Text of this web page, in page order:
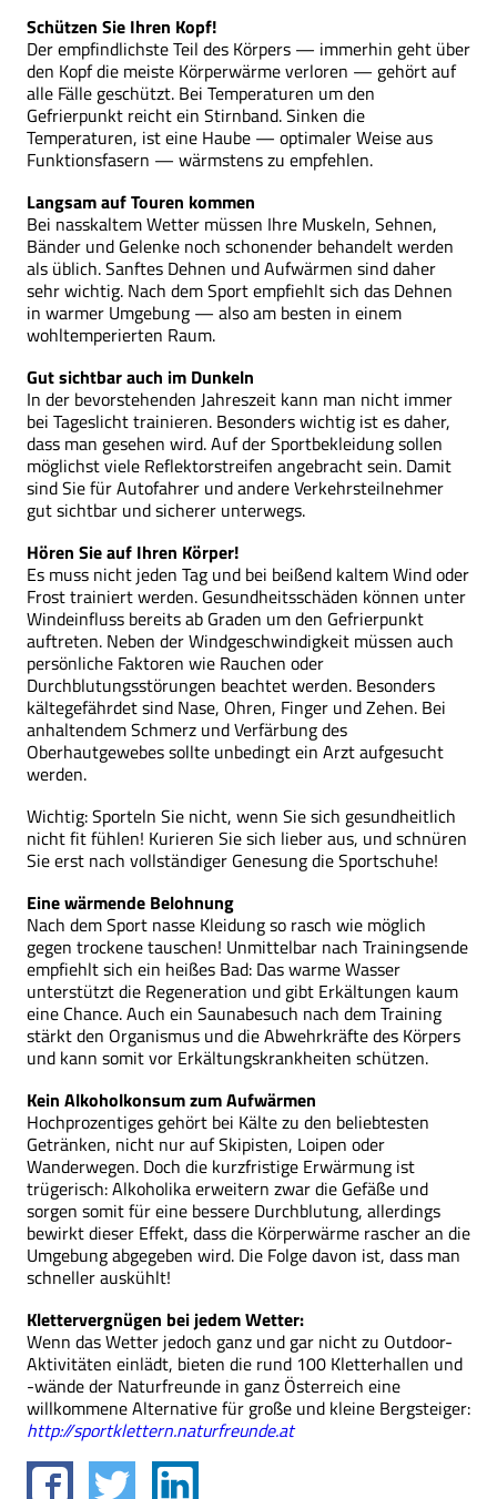
Schützen Sie Ihren Kopf!
Der empfindlichste Teil des Körpers — immerhin geht über
den Kopf die meiste Körperwärme verloren — gehört auf
alle Fälle geschützt. Bei Temperaturen um den
Gefrierpunkt reicht ein Stirnband. Sinken die
Temperaturen, ist eine Haube — optimaler Weise aus
Funktionsfasern — wärmstens zu empfehlen.
Langsam auf Touren kommen
Bei nasskaltem Wetter müssen Ihre Muskeln, Sehnen,
Bänder und Gelenke noch schonender behandelt werden
als üblich. Sanftes Dehnen und Aufwärmen sind daher
sehr wichtig. Nach dem Sport empfiehlt sich das Dehnen
in warmer Umgebung — also am besten in einem
wohltemperierten Raum.
Gut sichtbar auch im Dunkeln
In der bevorstehenden Jahreszeit kann man nicht immer
bei Tageslicht trainieren. Besonders wichtig ist es daher,
dass man gesehen wird. Auf der Sportbekleidung sollen
möglichst viele Reflektorstreifen angebracht sein. Damit
sind Sie für Autofahrer und andere Verkehrsteilnehmer
gut sichtbar und sicherer unterwegs.
Hören Sie auf Ihren Körper!
Es muss nicht jeden Tag und bei beißend kaltem Wind oder
Frost trainiert werden. Gesundheitsschäden können unter
Windeinfluss bereits ab Graden um den Gefrierpunkt
auftreten. Neben der Windgeschwindigkeit müssen auch
persönliche Faktoren wie Rauchen oder
Durchblutungsstörungen beachtet werden. Besonders
kältegefährdet sind Nase, Ohren, Finger und Zehen. Bei
anhaltendem Schmerz und Verfärbung des
Oberhautgewebes sollte unbedingt ein Arzt aufgesucht
werden.
Wichtig: Sporteln Sie nicht, wenn Sie sich gesundheitlich
nicht fit fühlen! Kurieren Sie sich lieber aus, und schnüren
Sie erst nach vollständiger Genesung die Sportschuhe!
Eine wärmende Belohnung
Nach dem Sport nasse Kleidung so rasch wie möglich
gegen trockene tauschen! Unmittelbar nach Trainingsende
empfiehlt sich ein heißes Bad: Das warme Wasser
unterstützt die Regeneration und gibt Erkältungen kaum
eine Chance. Auch ein Saunabesuch nach dem Training
stärkt den Organismus und die Abwehrkräfte des Körpers
und kann somit vor Erkältungskrankheiten schützen.
Kein Alkoholkonsum zum Aufwärmen
Hochprozentiges gehört bei Kälte zu den beliebtesten
Getränken, nicht nur auf Skipisten, Loipen oder
Wanderwegen. Doch die kurzfristige Erwärmung ist
trügerisch: Alkoholika erweitern zwar die Gefäße und
sorgen somit für eine bessere Durchblutung, allerdings
bewirkt dieser Effekt, dass die Körperwärme rascher an die
Umgebung abgegeben wird. Die Folge davon ist, dass man
schneller auskühlt!
Klettervergnügen bei jedem Wetter:
Wenn das Wetter jedoch ganz und gar nicht zu Outdoor-
Aktivitäten einlädt, bieten die rund 100 Kletterhallen und
-wände der Naturfreunde in ganz Österreich eine
willkommene Alternative für große und kleine Bergsteiger:
http://sportklettern.naturfreunde.at